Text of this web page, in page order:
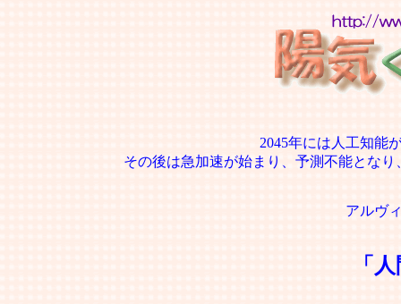
2045年には人工知能
その後は急加速が始まり、予測不能とな
アルヴ
「